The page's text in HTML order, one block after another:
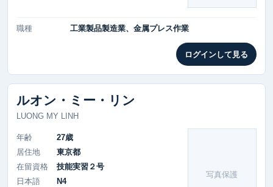
職種 工業製品製造業、金属プレス作業
ログインして見る
ルオン・ミー・リン
LUONG MY LINH
写真保護
年齢
27歳
居住地
東京都
在留資格
技能実習２号
日本語
N4